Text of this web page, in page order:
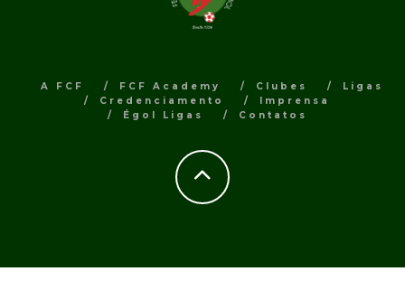
A FCF FCF Academy Clubes
Ligas
Credenciamento
Imprensa
Égol Ligas
Contatos